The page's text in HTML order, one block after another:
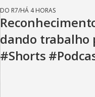
DO R7/HÁ 4 HORAS
dando trabalho
#Shorts